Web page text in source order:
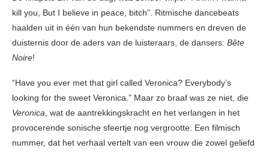
kill you, But I believe in peace, bitch”. Ritmische dancebeats
haalden uit in één van hun bekendste nummers en dreven de
duisternis door de aders van de luisteraars, de dansers: Bête
Noire!
“Have you ever met that girl called Veronica? Everybody’s
looking for the sweet Veronica.” Maar zo braaf was ze niet, die
Veronica , wat de aantrekkingskracht en het verlangen in het
provocerende sonische sfeertje nog vergrootte. Een filmisch
nummer, dat het verhaal vertelt van een vrouw die zowel geliefd